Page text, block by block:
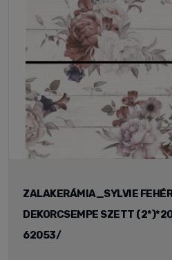
ZALAKERÁMIA_SYLVIE
DEKORCSEMPE SZETT
62053/